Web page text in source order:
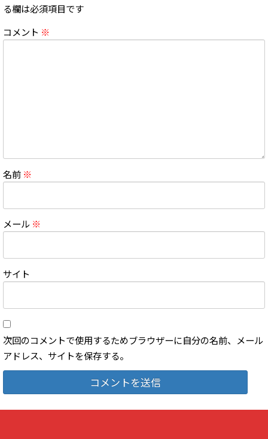
る欄は必須項目です
コメント ※
名前 ※
メール ※
サイト
次回のコメントで使用するためブラウザーに自分の名前、メール
アドレス、サイトを保存する。